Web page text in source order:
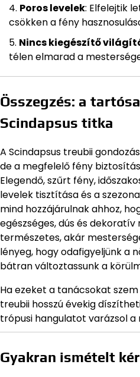
Poros levelek: Elfelejtik
csökken a fény
Nincs kiegészítő
télen elmarad a
Összegzés: a
Scindapsus titka
A Scindapsus treubii
de a megfelelő fény
Elegendő, szűrt fény,
levelek tisztítása és a
mind hozzájárulnak ahhoz,
egészséges, dús és dekoratív
természetes, akár
lényeg, hogy odafigyeljünk a
bátran változtassunk a
Ha ezeket a tanácsokat
treubii hosszú évekig
trópusi hangulatot varázsol a
Gyakran ismételt